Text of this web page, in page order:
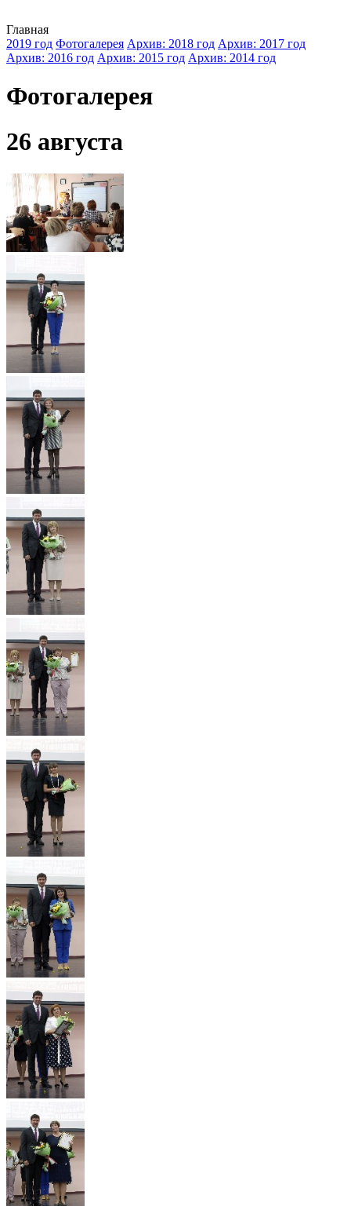
Главная
2019 год Фотогалерея Архив: 2018 год Архив: 2017 год
Архив: 2016 год Архив: 2015 год Архив: 2014 год
Фотогалерея
26 августа